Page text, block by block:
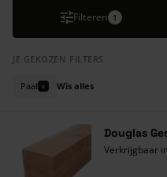
Filteren 1
JE GEKOZEN FILTERS
Paal × Wis alles
Douglas
Verkrijgbaar